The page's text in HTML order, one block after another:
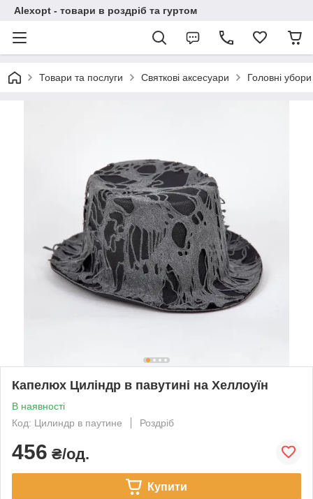
Alexopt - товари в роздріб та гуртом
Товари та послуги Святкові аксесуари Головні убори
Капелюх Циліндр в павутині на Хеллоуїн
В наявності
Код: Цилиндр в паутине
Роздріб
456 ₴/од.
Купити